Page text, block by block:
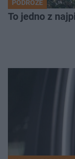
PODRÓŻE
To jedno z